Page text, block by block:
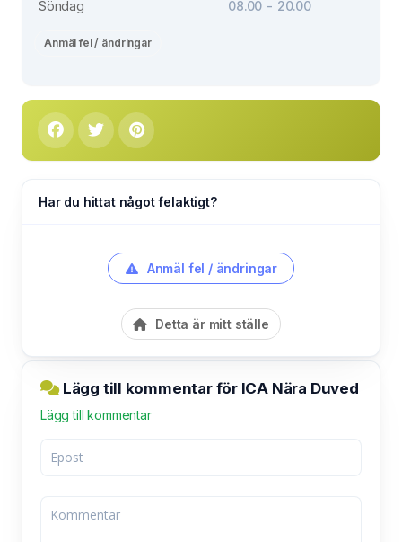
Söndag
08.00 - 20.00
Anmäl fel / ändringar
Har du hittat något felaktigt?
Anmäl fel / ändringar
Detta är mitt ställe
Lägg till kommentar för ICA Nära Duved
Lägg till kommentar